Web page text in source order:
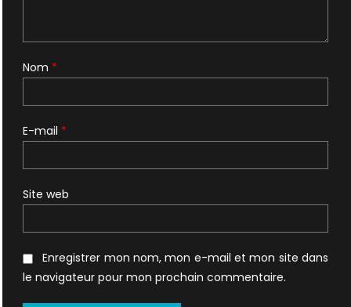
Nom *
E-mail *
Site web
Enregistrer mon nom, mon e-mail et mon site dans
le navigateur pour mon prochain commentaire.